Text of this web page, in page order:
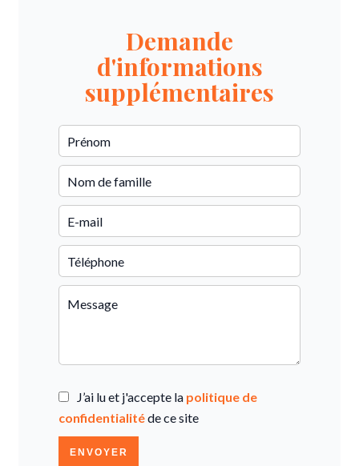
Demande
d'informations
supplémentaires
J’ai lu et j'accepte la politique de
confidentialitéde ce site
ENVOYER